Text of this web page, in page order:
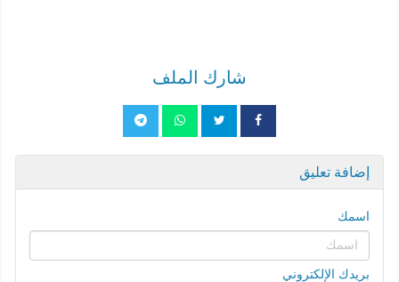
شارك الملف
إضافة تعليق
اسمك
بريدك الإلكتروني